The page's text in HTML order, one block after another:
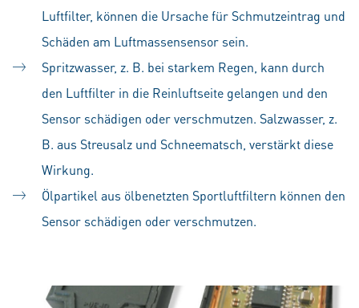
Luftfilter, können die Ursache für Schmutzeintrag und
Schäden am Luftmassensensor sein.
Spritzwasser, z. B. bei starkem Regen, kann durch
den Luftfilter in die Reinluftseite gelangen und den
Sensor schädigen oder verschmutzen. Salzwasser, z.
B. aus Streusalz und Schneematsch, verstärkt diese
Wirkung.
Ölpartikel aus ölbenetzten Sportluftfiltern können den
Sensor schädigen oder verschmutzen.